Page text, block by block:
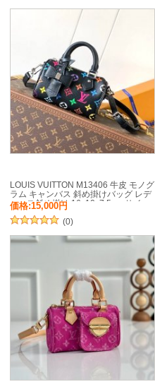
LOUIS VUITTON M13406 牛皮 モノグ
ラム キャンバス 斜め掛けバッグ レデ
ィース斜め掛け 16x10x7.5cm サイ
ズ:16x10x7.5cm
価格:15,000円
(0)